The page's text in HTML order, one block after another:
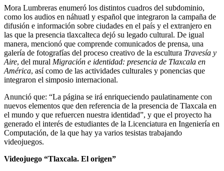
Mora Lumbreras enumeró los distintos cuadros del subdominio,
como los audios en náhuatl y español que integraron la campaña de
difusión e información sobre ciudades en el país y el extranjero en
las que la presencia tlaxcalteca dejó su legado cultural. De igual
manera, mencionó que comprende comunicados de prensa, una
galería de fotografías del proceso creativo de la escultura Travesía y
Aire, del mural Migración e identidad: presencia de Tlaxcala en
América, así como de las actividades culturales y ponencias que
integraron el simposio internacional.
Anunció que: “La página se irá enriqueciendo paulatinamente con
nuevos elementos que den referencia de la presencia de Tlaxcala en
el mundo y que refuercen nuestra identidad”, y que el proyecto ha
generado el interés de estudiantes de la Licenciatura en Ingeniería en
Computación, de la que hay ya varios tesistas trabajando
videojuegos.
Videojuego “Tlaxcala. El origen”